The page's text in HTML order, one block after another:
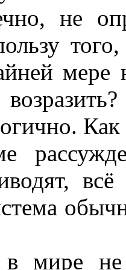
не
мере
мире не